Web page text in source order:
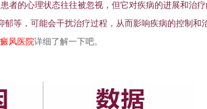
者的心理状态往往被忽视，但它对疾病的进展和治
等，可能会干扰治疗过程，从而影响疾病的控制和
风医院详细了解一下吧。